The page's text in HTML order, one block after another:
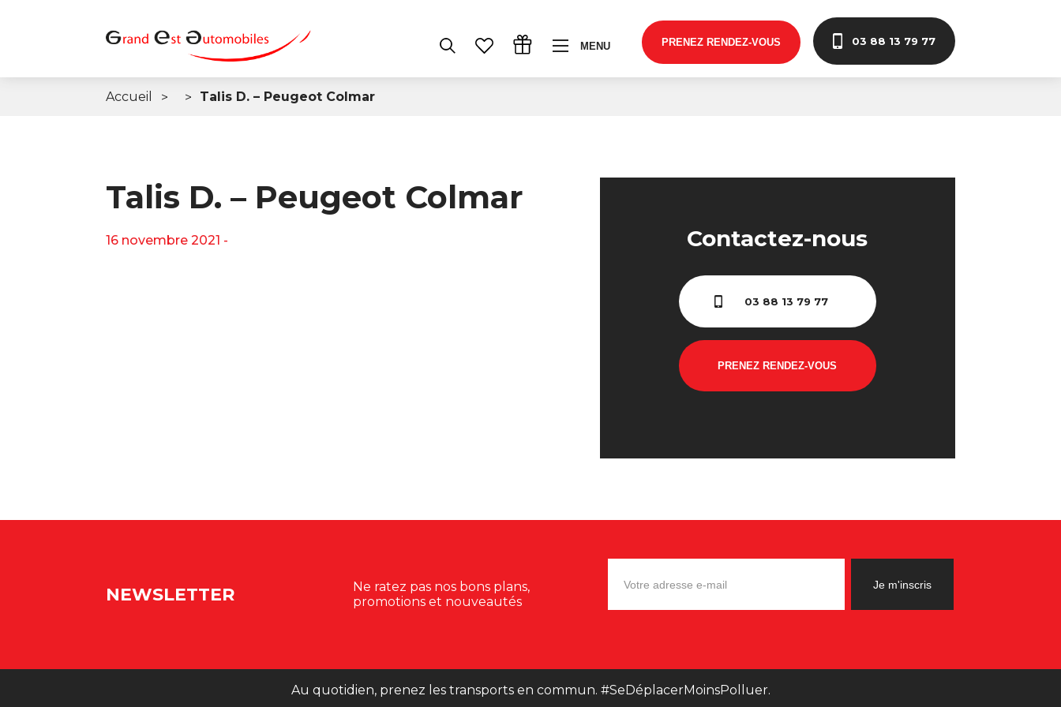
MENU PRENEZ RENDEZ-VOUS 03 88 13 79 77
Accueil Talis D. – Peugeot Colmar
Talis D. – Peugeot Colmar
16 novembre 2021 - Contactez-nous
03 88 13 79 77
PRENEZ RENDEZ-VOUS
NEWSLETTER
Ne ratez pas nos bons plans,
promotions et nouveautés
Au quotidien, prenez les transports en commun. #SeDéplacerMoinsPolluer.